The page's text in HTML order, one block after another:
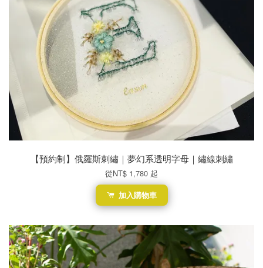
【預約制】俄羅斯刺繡｜夢幻系透明字母｜繡線刺繡
從NT$ 1,780 起
加入購物車